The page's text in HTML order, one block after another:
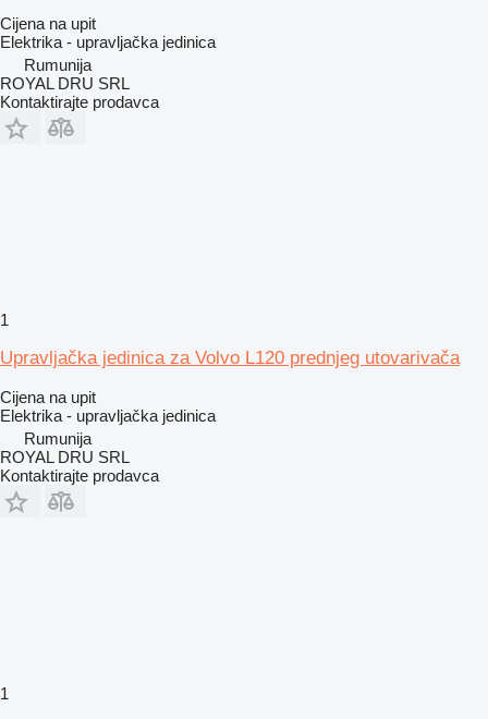
Cijena na upit
Elektrika - upravljačka jedinica
Rumunija
ROYAL DRU SRL
Kontaktirajte prodavca
1
Upravljačka jedinica za Volvo L120 prednjeg utovarivača
Cijena na upit
Elektrika - upravljačka jedinica
Rumunija
ROYAL DRU SRL
Kontaktirajte prodavca
1